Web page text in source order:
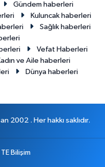
Gündem haberleri
Kuluncak haberleri
Sağlık haberleri
Vefat Haberleri
ve Aile haberleri
Dünya haberleri
2002 . Her hakkı saklıdır.
TE Bilişim